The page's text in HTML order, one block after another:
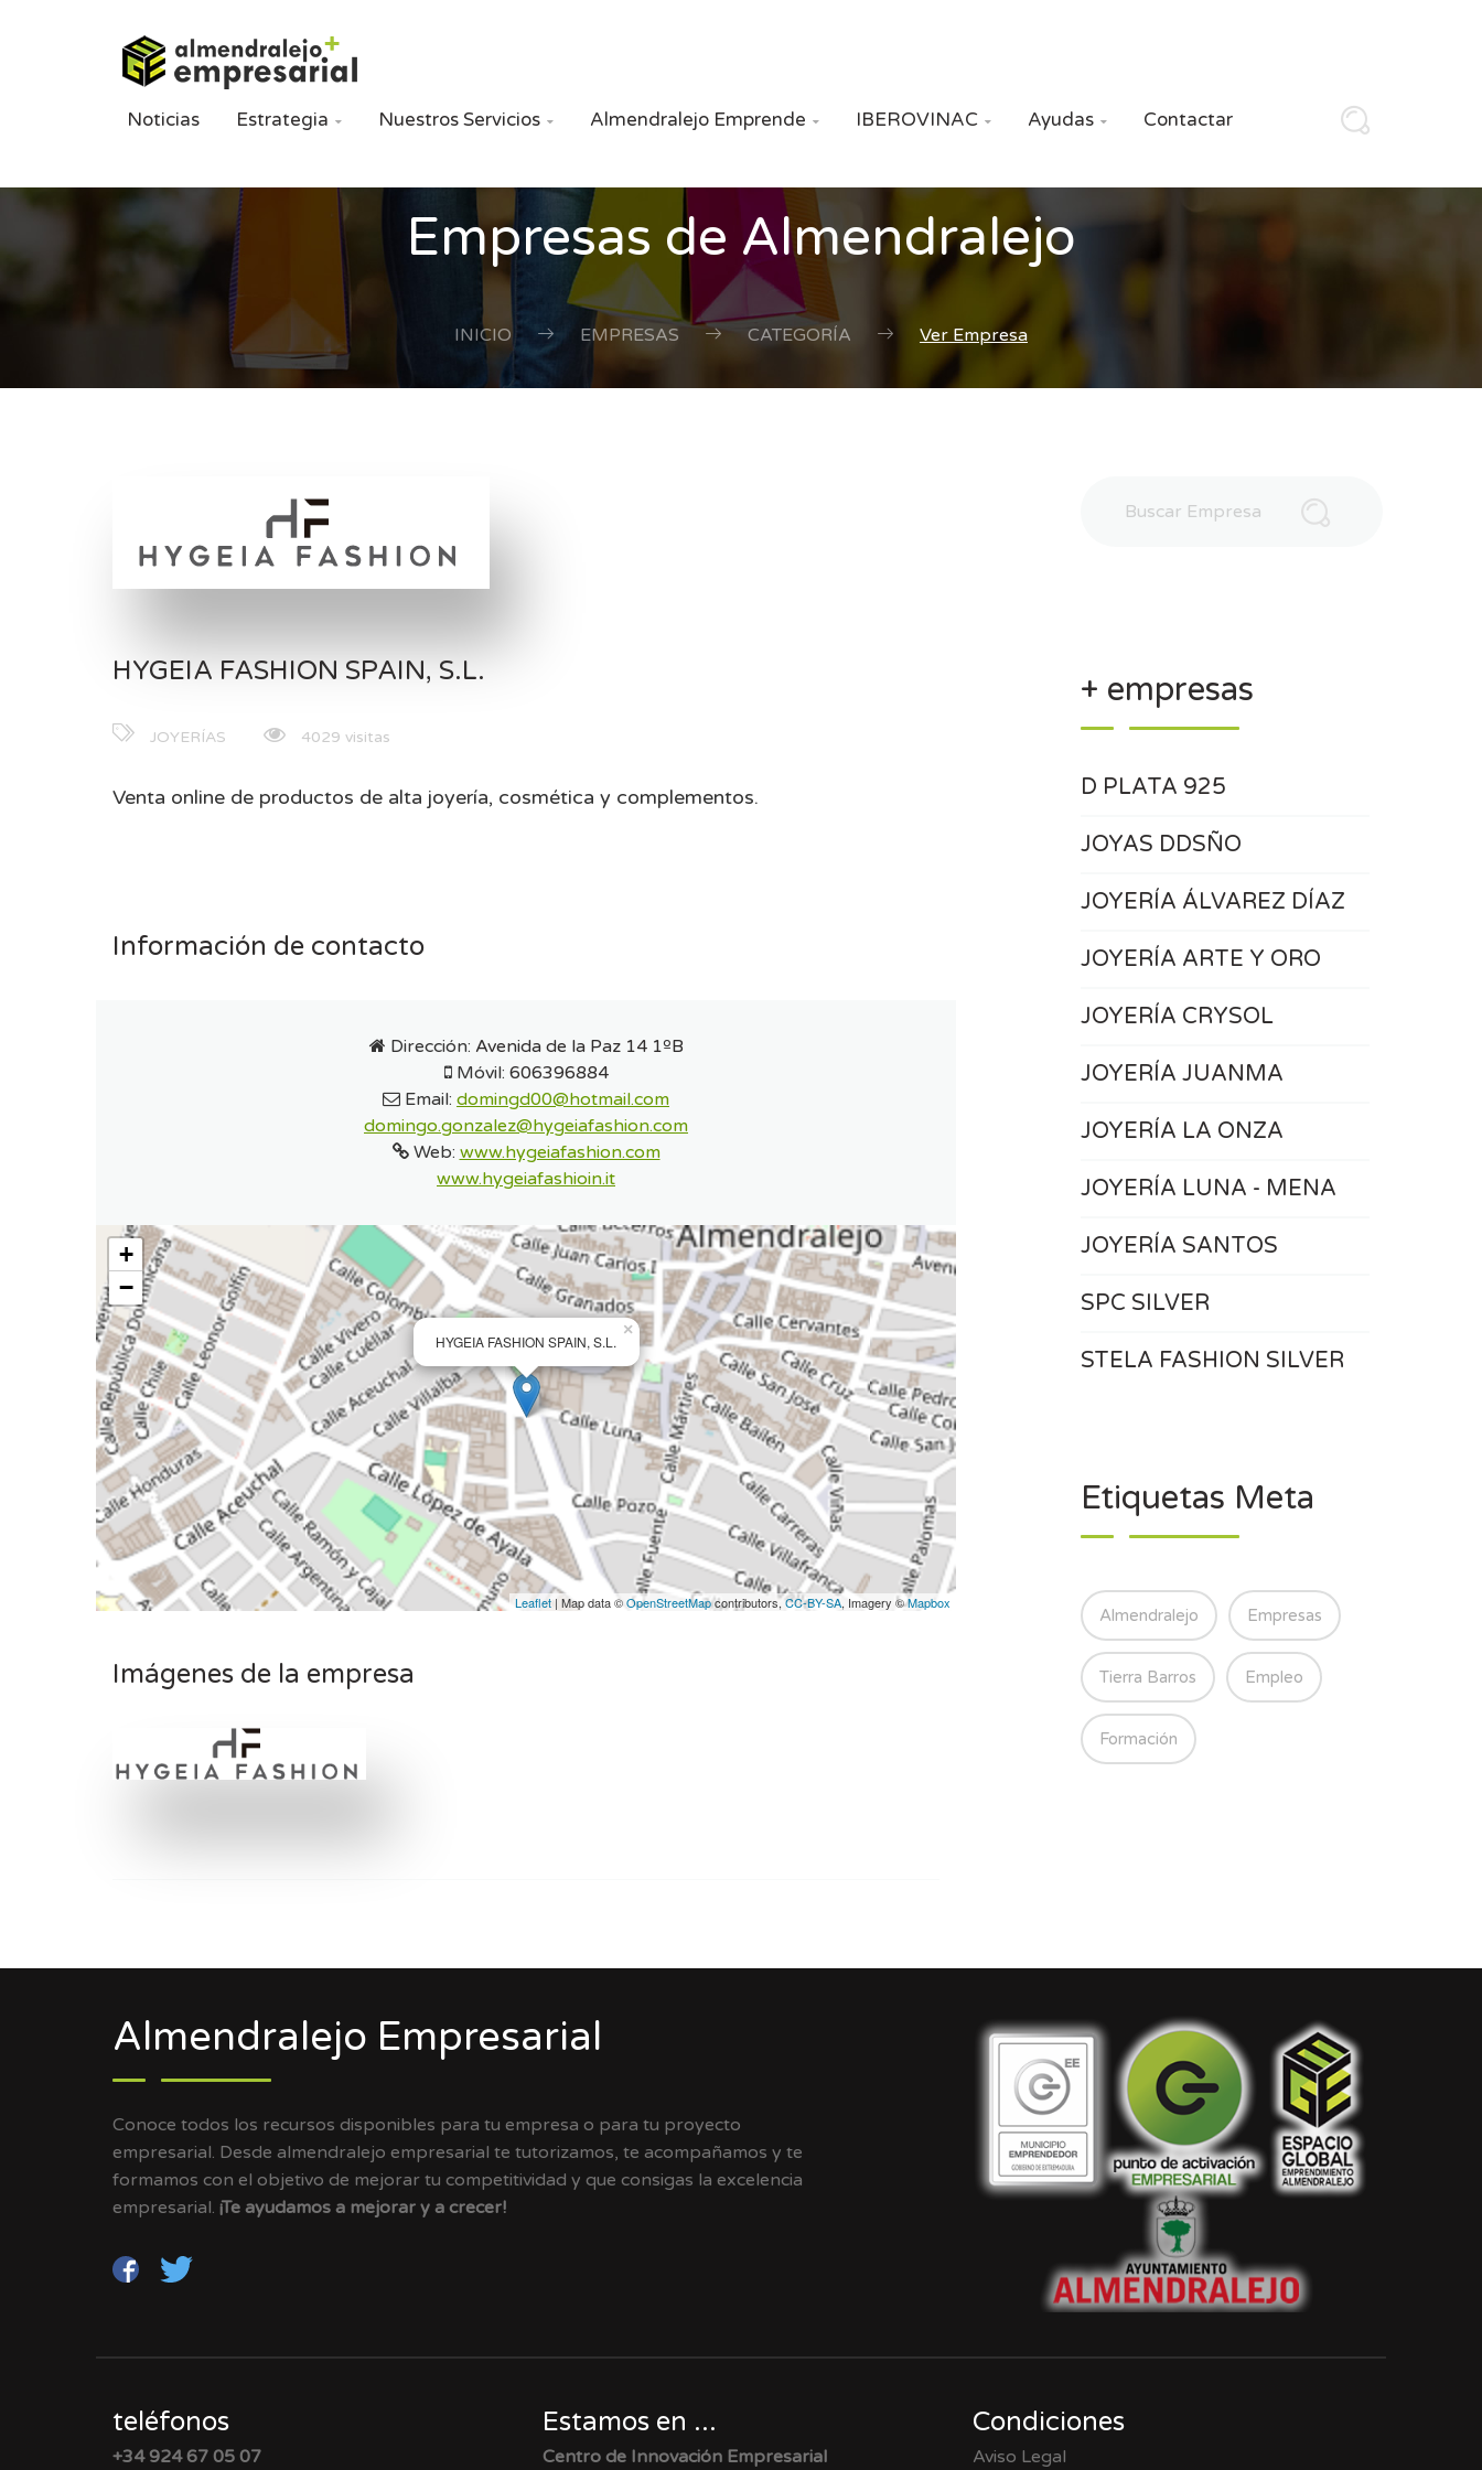
Noticias Estrategia  Nuestros Servicios  Almendralejo Emprende  IBEROVINAC  Ayudas  Contactar
Empresas de Almendralejo
INICIO EMPRESAS CATEGORÍA Ver Empresa
HYGEIA FASHION SPAIN, S.L.
JOYERÍAS 4029 visitas
Venta online de productos de alta joyería, cosmética y complementos.
Información de contacto
Dirección: Avenida de la Paz 14 1ºB
Móvil: 606396884
Email: domingd00@hotmail.com
domingo.gonzalez@hygeiafashion.com
Web: www.hygeiafashion.com
www.hygeiafashioin.it
HYGEIA FASHION SPAIN, S.L.
×
+
−
Leaflet | Map data ©OpenStreetMapcontributors,CC-BY-SA, Imagery ©Mapbox
Imágenes de la empresa
+ empresas
D PLATA 925
JOYAS DDSÑO
JOYERÍA ÁLVAREZ DÍAZ
JOYERÍA ARTE Y ORO
JOYERÍA CRYSOL
JOYERÍA JUANMA
JOYERÍA LA ONZA
JOYERÍA LUNA - MENA
JOYERÍA SANTOS
SPC SILVER
STELA FASHION SILVER
Etiquetas Meta
Almendralejo Empresas
Tierra Barros Empleo
Formación
Almendralejo Empresarial
Conoce todos los recursos disponibles para tu empresa o para tu proyecto
empresarial. Desde almendralejo empresarial te tutorizamos, te acompañamos y te
formamos con el objetivo de mejorar tu competitividad y que consigas la excelencia
empresarial. ¡Te ayudamos a mejorar y a crecer!
teléfonos
+34 924 67 05 07
Estamos en ...
Centro de Innovación Empresarial
Condiciones
Aviso Legal